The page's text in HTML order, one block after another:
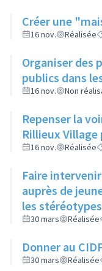
Créer une
16 nov. Réalisée
Organiser des
publics dans
16 nov. Non
Repenser la
Rillieux Village
16 nov. Réalisée
Faire
auprès de
les stéréotypes
30 mars Réalisée
Donner au
30 mars Réalisée